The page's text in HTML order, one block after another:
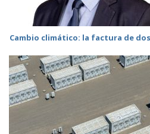
Cambio climático: la factura de